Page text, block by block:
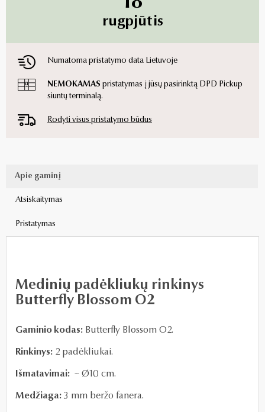
rugpjūtis
Numatoma pristatymo data Lietuvoje
NEMOKAMAS pristatymas į jūsų pasirinktą DPD Pickup
siuntų terminalą.
Rodyti visus pristatymo būdus
Apie gaminį
Atsiskaitymas
Pristatymas
Medinių padėkliukų rinkinys
Butterfly Blossom O2
Gaminio kodas: Butterfly Blossom O2.
Rinkinys: 2 padėkliukai.
Išmatavimai: ~ Ø10 cm.
Medžiaga: 3 mm beržo fanera.